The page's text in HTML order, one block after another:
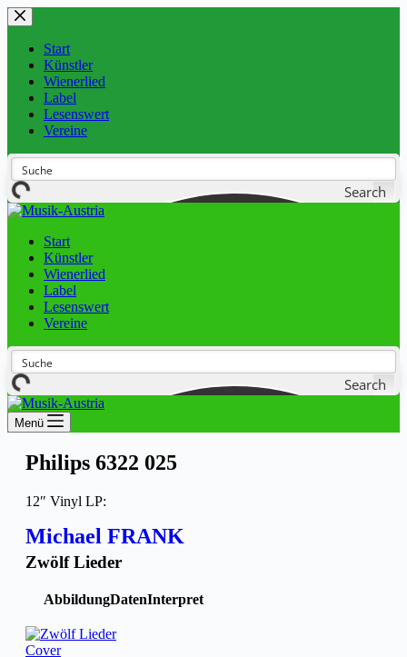
Start
Künstler
Wienerlied
Label
Lesenswert
Vereine
Search
Start
Künstler
Wienerlied
Label
Lesenswert
Vereine
Search
Menü
Philips 6322 025
12″ Vinyl LP:
Michael FRANK
Zwölf Lieder
AbbildungDatenInterpret